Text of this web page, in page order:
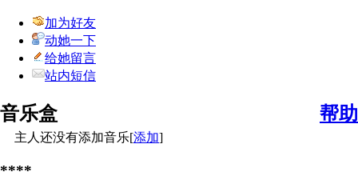
加为好友
动她一下
给她留言
站内短信
帮助
音乐盒
主人还没有添加音乐[添加]
****